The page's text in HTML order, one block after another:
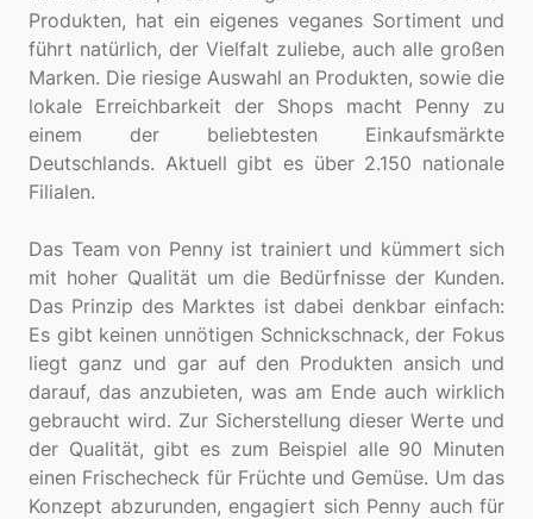
Produkten, hat ein eigenes veganes Sortiment und
führt natürlich, der Vielfalt zuliebe, auch alle großen
Marken. Die riesige Auswahl an Produkten, sowie die
lokale Erreichbarkeit der Shops macht Penny zu
einem der beliebtesten Einkaufsmärkte
Deutschlands. Aktuell gibt es über 2.150 nationale
Filialen.
Das Team von Penny ist trainiert und kümmert sich
mit hoher Qualität um die Bedürfnisse der Kunden.
Das Prinzip des Marktes ist dabei denkbar einfach:
Es gibt keinen unnötigen Schnickschnack, der Fokus
liegt ganz und gar auf den Produkten ansich und
darauf, das anzubieten, was am Ende auch wirklich
gebraucht wird. Zur Sicherstellung dieser Werte und
der Qualität, gibt es zum Beispiel alle 90 Minuten
einen Frischecheck für Früchte und Gemüse. Um das
Konzept abzurunden, engagiert sich Penny auch für